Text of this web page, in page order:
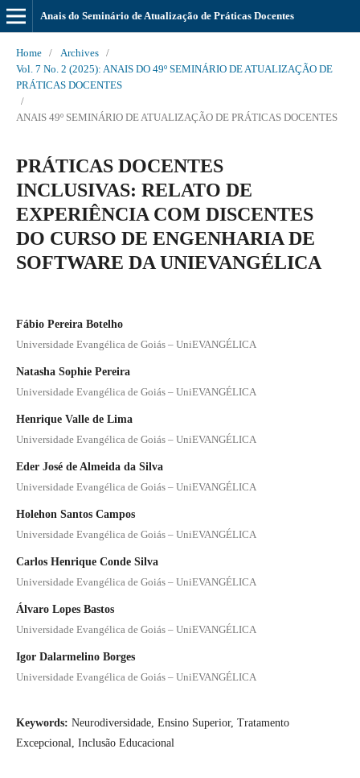
Anais do Seminário de Atualização de Práticas Docentes
Home / Archives
/
Vol. 7 No. 2 (2025): ANAIS DO 49º SEMINÁRIO DE ATUALIZAÇÃO DE
PRÁTICAS DOCENTES
/
ANAIS 49º SEMINÁRIO DE ATUALIZAÇÃO DE PRÁTICAS DOCENTES
PRÁTICAS DOCENTES
INCLUSIVAS: RELATO DE
EXPERIÊNCIA COM DISCENTES
DO CURSO DE ENGENHARIA DE
SOFTWARE DA UNIEVANGÉLICA
Fábio Pereira Botelho
Universidade Evangélica de Goiás – UniEVANGÉLICA
Natasha Sophie Pereira
Universidade Evangélica de Goiás – UniEVANGÉLICA
Henrique Valle de Lima
Universidade Evangélica de Goiás – UniEVANGÉLICA
Eder José de Almeida da Silva
Universidade Evangélica de Goiás – UniEVANGÉLICA
Holehon Santos Campos
Universidade Evangélica de Goiás – UniEVANGÉLICA
Carlos Henrique Conde Silva
Universidade Evangélica de Goiás – UniEVANGÉLICA
Álvaro Lopes Bastos
Universidade Evangélica de Goiás – UniEVANGÉLICA
Igor Dalarmelino Borges
Universidade Evangélica de Goiás – UniEVANGÉLICA
Keywords: Neurodiversidade, Ensino Superior, Tratamento
Excepcional, Inclusão Educacional